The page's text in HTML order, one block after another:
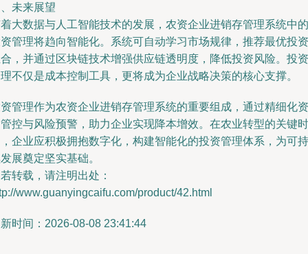
未来展望
大数据与人工智能技术的发展，农资企业进销存管理系统中的
管理将趋向智能化。系统可自动学习市场规律，推荐最优投资
，并通过区块链技术增强供应链透明度，降低投资风险。投资
不仅是成本控制工具，更将成为企业战略决策的核心支撑。
管理作为农资企业进销存管理系统的重要组成，通过精细化资
控与风险预警，助力企业实现降本增效。在农业转型的关键时
企业应积极拥抱数字化，构建智能化的投资管理体系，为可持
展奠定坚实基础。
转载，请注明出处：
www.guanyingcaifu.com/product/42.html
时间：2026-08-08 23:41:44